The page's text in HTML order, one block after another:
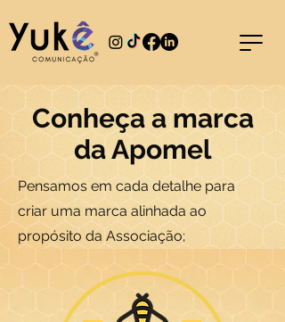
Conheça a marca
da Apomel
Pensamos em cada detalhe para
criar uma marca alinhada ao
propósito da Associação;